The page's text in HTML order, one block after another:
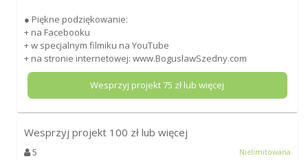
● Piękne podziękowanie:
+ na Facebooku
+ w specjalnym filmiku na YouTube
+ na stronie internetowej: www.BoguslawSzedny.com
Wesprzyj projekt75 zł lub więcej
Wesprzyj projekt 100 zł lub więcej
5 Nielimitowana